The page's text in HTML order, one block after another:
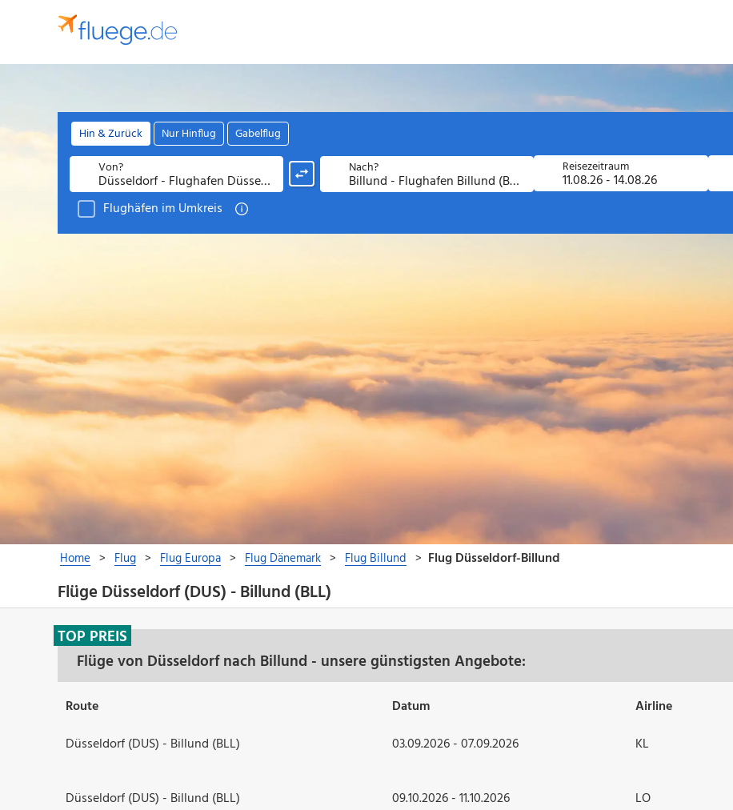
Flüge Düsseldorf (DUS) - Billund (BLL)
Flüge von Düsseldorf nach Billund - unsere günstigsten Angebote:
TOP PREIS
Route Datum Airline
Düsseldorf (DUS) - Billund (BLL)
03.09.2026 - 07.09.2026 KL
Düsseldorf (DUS) - Billund (BLL) 09.10.2026 - 11.10.2026 LO